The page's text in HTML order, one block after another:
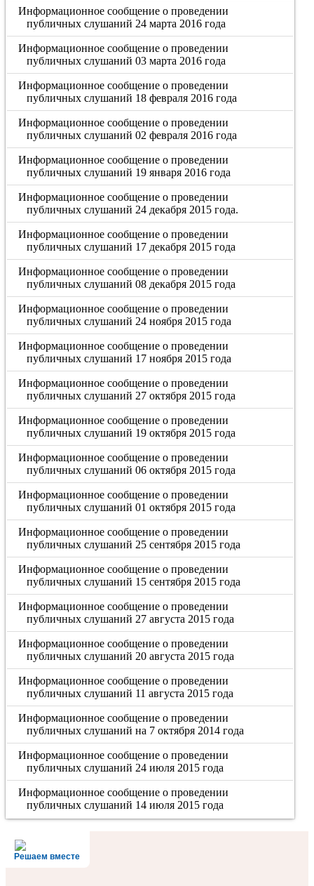
Информационное сообщение о проведении
публичных слушаний 24 марта 2016 года
Информационное сообщение о проведении
публичных слушаний 03 марта 2016 года
Информационное сообщение о проведении
публичных слушаний 18 февраля 2016 года
Информационное сообщение о проведении
публичных слушаний 02 февраля 2016 года
Информационное сообщение о проведении
публичных слушаний 19 января 2016 года
Информационное сообщение о проведении
публичных слушаний 24 декабря 2015 года.
Информационное сообщение о проведении
публичных слушаний 17 декабря 2015 года
Информационное сообщение о проведении
публичных слушаний 08 декабря 2015 года
Информационное сообщение о проведении
публичных слушаний 24 ноября 2015 года
Информационное сообщение о проведении
публичных слушаний 17 ноября 2015 года
Информационное сообщение о проведении
публичных слушаний 27 октября 2015 года
Информационное сообщение о проведении
публичных слушаний 19 октября 2015 года
Информационное сообщение о проведении
публичных слушаний 06 октября 2015 года
Информационное сообщение о проведении
публичных слушаний 01 октября 2015 года
Информационное сообщение о проведении
публичных слушаний 25 сентября 2015 года
Информационное сообщение о проведении
публичных слушаний 15 сентября 2015 года
Информационное сообщение о проведении
публичных слушаний 27 августа 2015 года
Информационное сообщение о проведении
публичных слушаний 20 августа 2015 года
Информационное сообщение о проведении
публичных слушаний 11 августа 2015 года
Информационное сообщение о проведении
публичных слушаний на 7 октября 2014 года
Информационное сообщение о проведении
публичных слушаний 24 июля 2015 года
Информационное сообщение о проведении
публичных слушаний 14 июля 2015 года
Решаем вместе